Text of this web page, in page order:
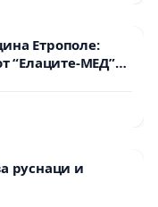
Етрополе:
“Елаците-МЕД”
всички
руснаци и